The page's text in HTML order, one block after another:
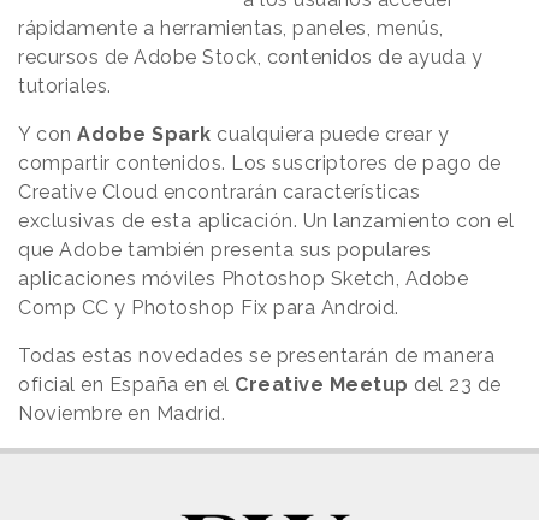
rápidamente a herramientas, paneles, menús,
recursos de Adobe Stock, contenidos de ayuda y
tutoriales.
Y con Adobe Spark cualquiera puede crear y
compartir contenidos. Los suscriptores de pago de
Creative Cloud encontrarán características
exclusivas de esta aplicación. Un lanzamiento con el
que Adobe también presenta sus populares
aplicaciones móviles Photoshop Sketch, Adobe
Comp CC y Photoshop Fix para Android.
Todas estas novedades se presentarán de manera
oficial en España en el Creative Meetup del 23 de
Noviembre en Madrid.